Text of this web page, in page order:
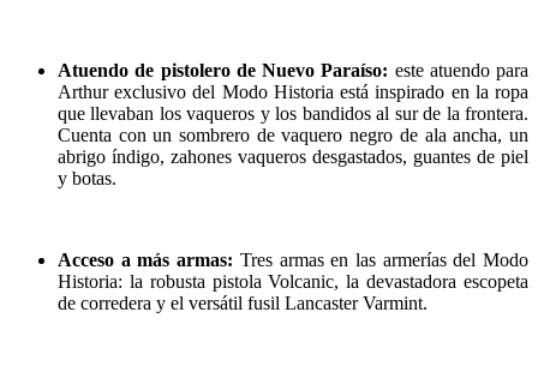
Atuendo de pistolero de Nuevo Paraíso: este atuendo para
Arthur exclusivo del Modo Historia está inspirado en la ropa
que llevaban los vaqueros y los bandidos al sur de la frontera.
Cuenta con un sombrero de vaquero negro de ala ancha, un
abrigo índigo, zahones vaqueros desgastados, guantes de piel
y botas.
Acceso a más armas: Tres armas en las armerías del Modo
Historia: la robusta pistola Volcanic, la devastadora escopeta
de corredera y el versátil fusil Lancaster Varmint.